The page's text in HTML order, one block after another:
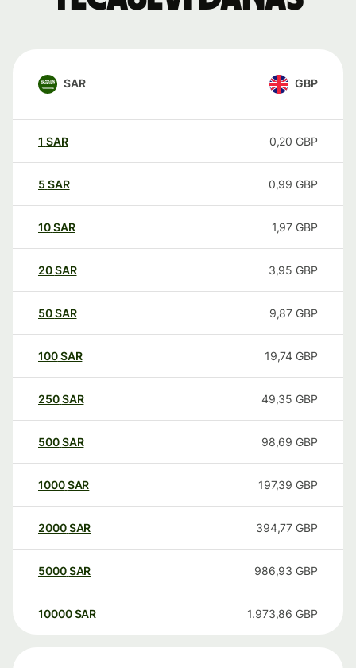
SAR GBP
1 SAR 0,20 GBP
5 SAR 0,99 GBP
10SAR 1,97 GBP
20SAR 3,95 GBP
50SAR 9,87 GBP
100SAR 19,74 GBP
250SAR 49,35 GBP
500SAR 98,69 GBP
1000SAR 197,39 GBP
2000SAR 394,77 GBP
5000SAR 986,93 GBP
10000 SAR 1.973,86 GBP